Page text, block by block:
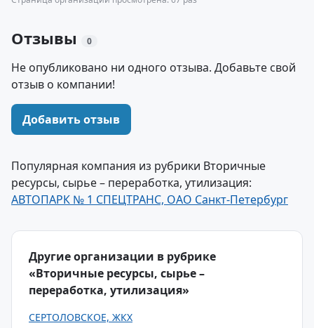
Отзывы 0
Не опубликовано ни одного отзыва. Добавьте свой
отзыв о компании!
Добавить отзыв
Популярная компания из рубрики Вторичные
ресурсы, сырье – переработка, утилизация:
АВТОПАРК № 1 СПЕЦТРАНС, ОАО Санкт-Петербург
Другие организации в рубрике
«Вторичные ресурсы, сырье –
переработка, утилизация»
СЕРТОЛОВСКОЕ, ЖКХ